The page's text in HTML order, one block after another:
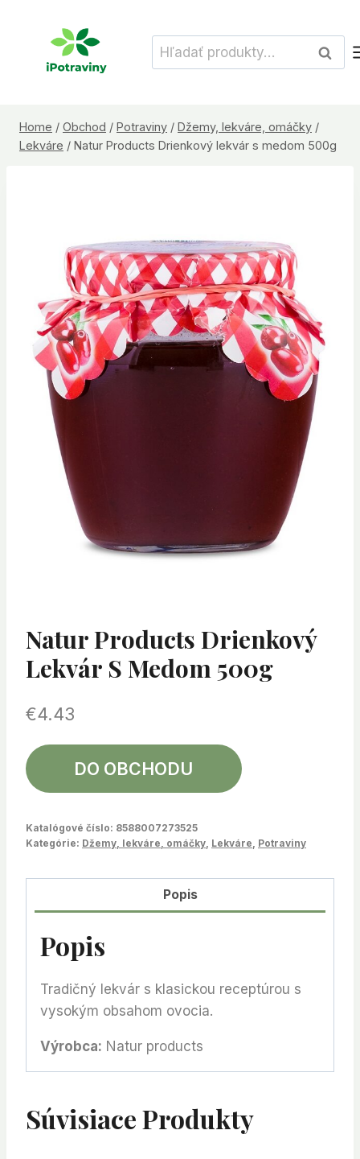
Hľadať:
Home / Obchod / Potraviny / Džemy, lekváre, omáčky /
Lekváre / Natur Products Drienkový lekvár s medom 500g
Natur Products Drienkový
Lekvár S Medom 500g
€4.43
DO OBCHODU
Katalógové číslo: 8588007273525
Kategórie: Džemy, lekváre, omáčky Lekváre Potraviny
Popis
Popis
Tradičný lekvár s klasickou receptúrou s
vysokým obsahom ovocia.
Výrobca: Natur products
Súvisiace Produkty